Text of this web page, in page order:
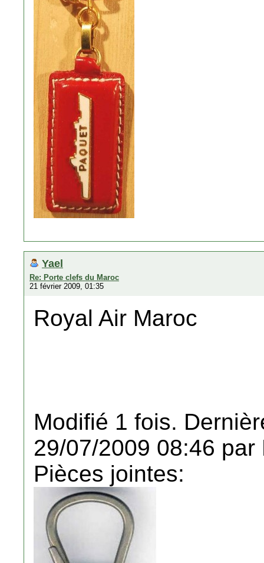
Yael
Re: Porte clefs du Maroc
21 février 2009, 01:35
Royal Air Maroc
Modifié 1 fois.
29/07/2009 08:46 par
Pièces jointes: